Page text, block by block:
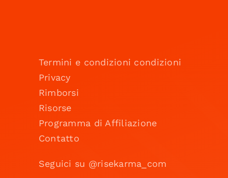
Termini e condizioni condizioni
Privacy
Rimborsi
Risorse
Programma di Affiliazione
Contatto
Seguici su @risekarma_com